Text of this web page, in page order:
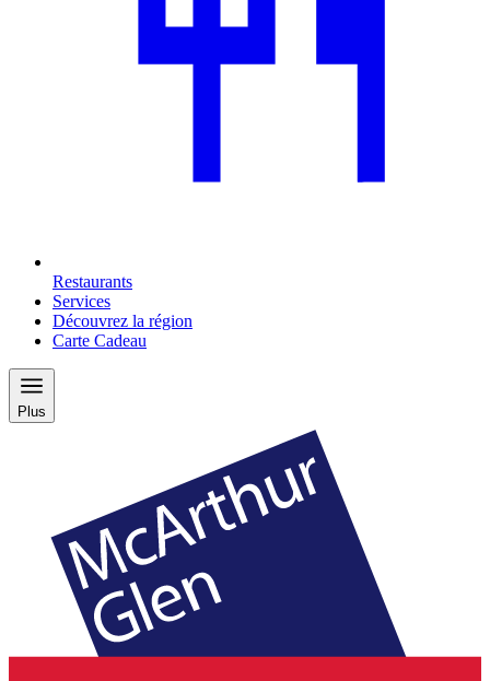
Restaurants
Services
Découvrez la région
Carte Cadeau
Plus